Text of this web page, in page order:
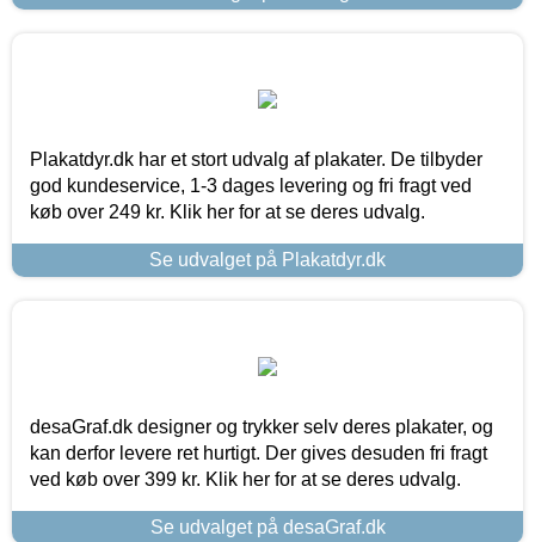
Plakatdyr.dk har et stort udvalg af plakater. De tilbyder
god kundeservice, 1-3 dages levering og fri fragt ved
køb over 249 kr. Klik her for at se deres udvalg.
Se udvalget på Plakatdyr.dk
desaGraf.dk designer og trykker selv deres plakater, og
kan derfor levere ret hurtigt. Der gives desuden fri fragt
ved køb over 399 kr. Klik her for at se deres udvalg.
Se udvalget på desaGraf.dk